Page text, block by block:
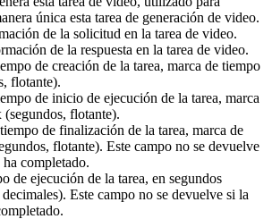
única esta tarea de generación de video.
de la solicitud en la tarea de video.
de la respuesta en la tarea de video.
de creación de la tarea, marca de tiempo
flotante).
de inicio de ejecución de la tarea, marca
flotante).
de finalización de la tarea, marca de
flotante). Este campo no se devuelve
ha completado.
de ejecución de la tarea, en segundos
Este campo no se devuelve si la